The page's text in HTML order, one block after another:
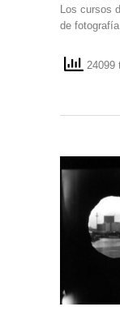
Los cursos
de
24099